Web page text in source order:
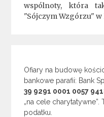
wspólnoty, która
"Sójczym Wzgórzu"
Ofiary na budowę
bankowe parafii: Bank
39 9291 0001 0057
„na cele
podatku.